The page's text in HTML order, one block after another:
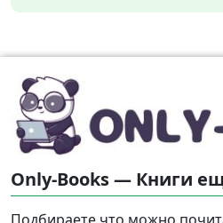
Only-Books — Книги